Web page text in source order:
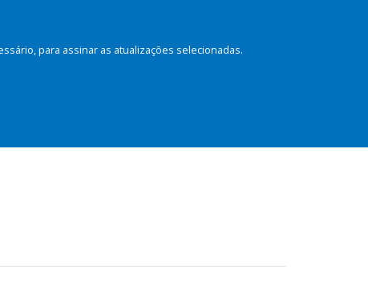
para assinar as atualizações selecionadas.